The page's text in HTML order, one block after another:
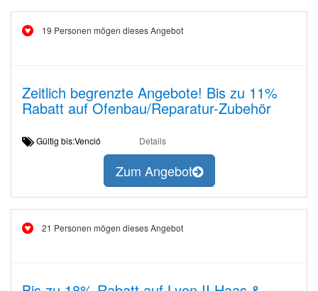
19 Personen mögen dieses Angebot
Zeitlich begrenzte Angebote! Bis zu 11%
Rabatt auf Ofenbau/Reparatur-Zubehör
Gültig bis:Venció Details
Zum Angebot
21 Personen mögen dieses Angebot